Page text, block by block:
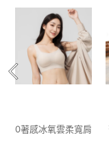
0著感冰氧雲柔寬肩